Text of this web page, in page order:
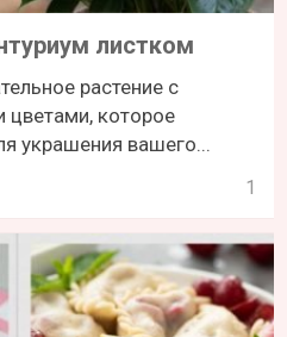
листком
растение с
которое
украшения вашего...
1